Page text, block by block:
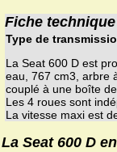
Fiche technique
Type de
La Seat 600 D est
eau, 767 cm3, arbre
couplé à une boîte
Les 4 roues sont
La vitesse maxi est
La Seat 600 D